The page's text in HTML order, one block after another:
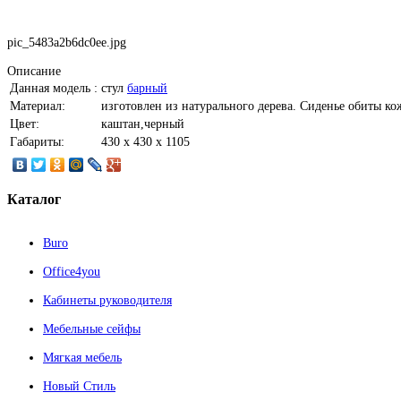
pic_5483a2b6dc0ee.jpg
Описание
Данная модель : стул барный
Материал:
изготовлен из натурального дерева. Сиденье обиты
Цвет:
каштан,черный
Габариты:
430 х 430 х 1105
Каталог
Buro
Office4you
Кабинеты руководителя
Мебельные сейфы
Мягкая мебель
Новый Стиль